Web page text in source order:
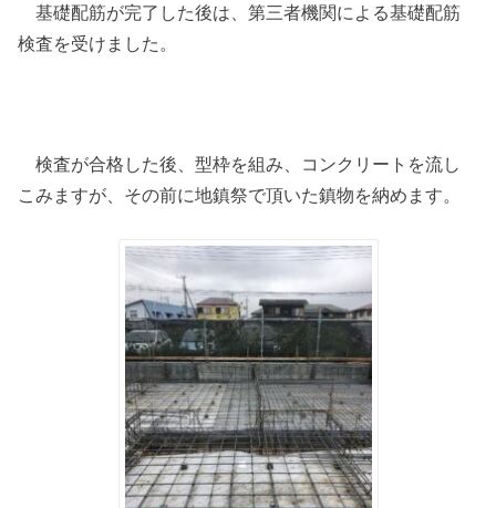
基礎配筋が完了した後は、第三者機関による基礎配筋
検査を受けました。
検査が合格した後、型枠を組み、コンクリートを流し
こみますが、その前に地鎮祭で頂いた鎮物を納めます。